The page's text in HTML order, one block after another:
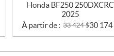
Honda BF250 250DXCRC
2025
À partir de : 33 424$30 174